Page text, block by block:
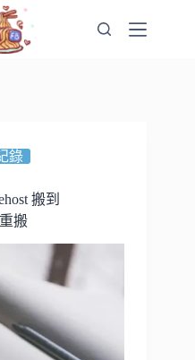
錄
搬到
搬